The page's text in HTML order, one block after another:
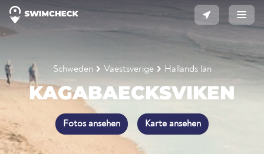
Schweden Vaestsverige Hallands län
KAGABAECKSVIKEN
Fotos ansehen Karte ansehen